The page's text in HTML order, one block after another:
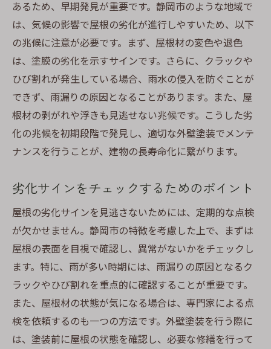
あるため、早期発見が重要です。静岡市のような地域で
は、気候の影響で屋根の劣化が進行しやすいため、以下
の兆候に注意が必要です。まず、屋根材の変色や退色
は、塗膜の劣化を示すサインです。さらに、クラックや
ひび割れが発生している場合、雨水の侵入を防ぐことが
できず、雨漏りの原因となることがあります。また、屋
根材の剥がれや浮きも見逃せない兆候です。こうした劣
化の兆候を初期段階で発見し、適切な外壁塗装でメンテ
ナンスを行うことが、建物の長寿命化に繋がります。
劣化サインをチェックするためのポイント
屋根の劣化サインを見逃さないためには、定期的な点検
が欠かせません。静岡市の特徴を考慮した上で、まずは
屋根の表面を目視で確認し、異常がないかをチェックし
ます。特に、雨が多い時期には、雨漏りの原因となるク
ラックやひび割れを重点的に確認することが重要です。
また、屋根材の状態が気になる場合は、専門家による点
検を依頼するのも一つの方法です。外壁塗装を行う際に
は、塗装前に屋根の状態を確認し、必要な修繕を行って